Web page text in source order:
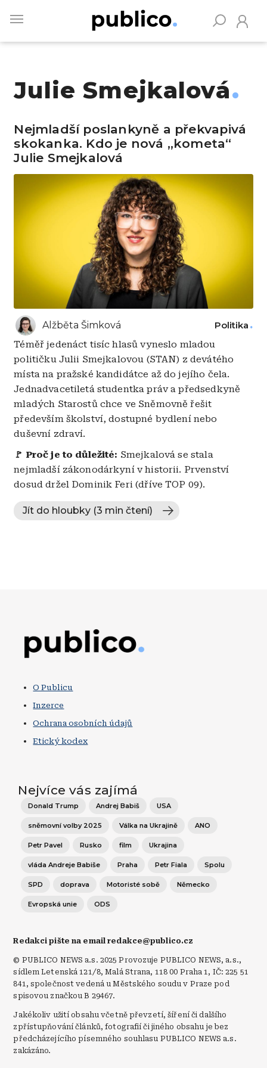
main
Julie Smejkalová
Nejmladší poslankyně a překvapivá
skokanka. Kdo je nová „kometa“
Julie Smejkalová
Alžběta Šimková Politika
Téměř jedenáct tisíc hlasů vyneslo mladou
političku Julii Smejkalovou (STAN) z devátého
místa na pražské kandidátce až do jejího čela.
Jednadvacetiletá studentka práv a předsedkyně
mladých Starostů chce ve Sněmovně řešit
především školství, dostupné bydlení nebo
duševní zdraví.
🚩 Proč je to důležité: Smejkalová se stala
nejmladší zákonodárkyní v historii. Prvenství
dosud držel Dominik Feri (dříve TOP 09).
Jít do hloubky (3 min čtení)
O Publicu
Inzerce
Ochrana osobních údajů
Etický kodex
Nejvíce vás zajímá
Donald Trump Andrej Babiš USA
sněmovní volby 2025 Válka na Ukrajině ANO
Petr Pavel Rusko film Ukrajina
vláda Andreje Babiše Praha Petr Fiala Spolu
SPD doprava Motoristé sobě Německo
Evropská unie ODS
Redakci pište na email redakce@publico.cz
© PUBLICO NEWS a.s. 2025 Provozuje PUBLICO NEWS, a.s.,
sídlem Letenská 121/8, Malá Strana, 118 00 Praha 1, IČ: 225 51
841, společnost vedená u Městského soudu v Praze pod
spisovou značkou B 29467.
Jakékoliv užití obsahu včetně převzetí, šíření či dalšího
zpřístupňování článků, fotografií či jiného obsahu je bez
předcházejícího písemného souhlasu PUBLICO NEWS a.s.
zakázáno.
Vyhledávejte na Publiku